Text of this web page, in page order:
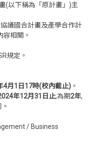
(以下稱為「原計畫」)主
議國合計畫及產學合作計
相關。
規定。
4月1日17時(校內截止) 。
年12月31日止,為期2年,
/ Business